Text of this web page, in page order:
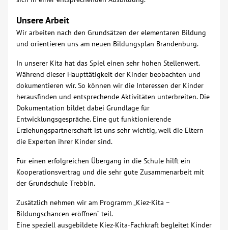
Unsere Arbeit
Wir arbeiten nach den Grundsätzen der elementaren Bildung
und orientieren uns am neuen Bildungsplan Brandenburg.
In unserer Kita hat das Spiel einen sehr hohen Stellenwert.
Während dieser Haupttätigkeit der Kinder beobachten und
dokumentieren wir. So können wir die Interessen der Kinder
herausfinden und entsprechende Aktivitäten unterbreiten. Die
Dokumentation bildet dabei Grundlage für
Entwicklungsgespräche. Eine gut funktionierende
Erziehungspartnerschaft ist uns sehr wichtig, weil die Eltern
die Experten ihrer Kinder sind.
Für einen erfolgreichen Übergang in die Schule hilft ein
Kooperationsvertrag und die sehr gute Zusammenarbeit mit
der Grundschule Trebbin.
Zusätzlich nehmen wir am Programm „Kiez-Kita –
Bildungschancen eröffnen“ teil.
Eine speziell ausgebildete Kiez-Kita-Fachkraft begleitet Kinder